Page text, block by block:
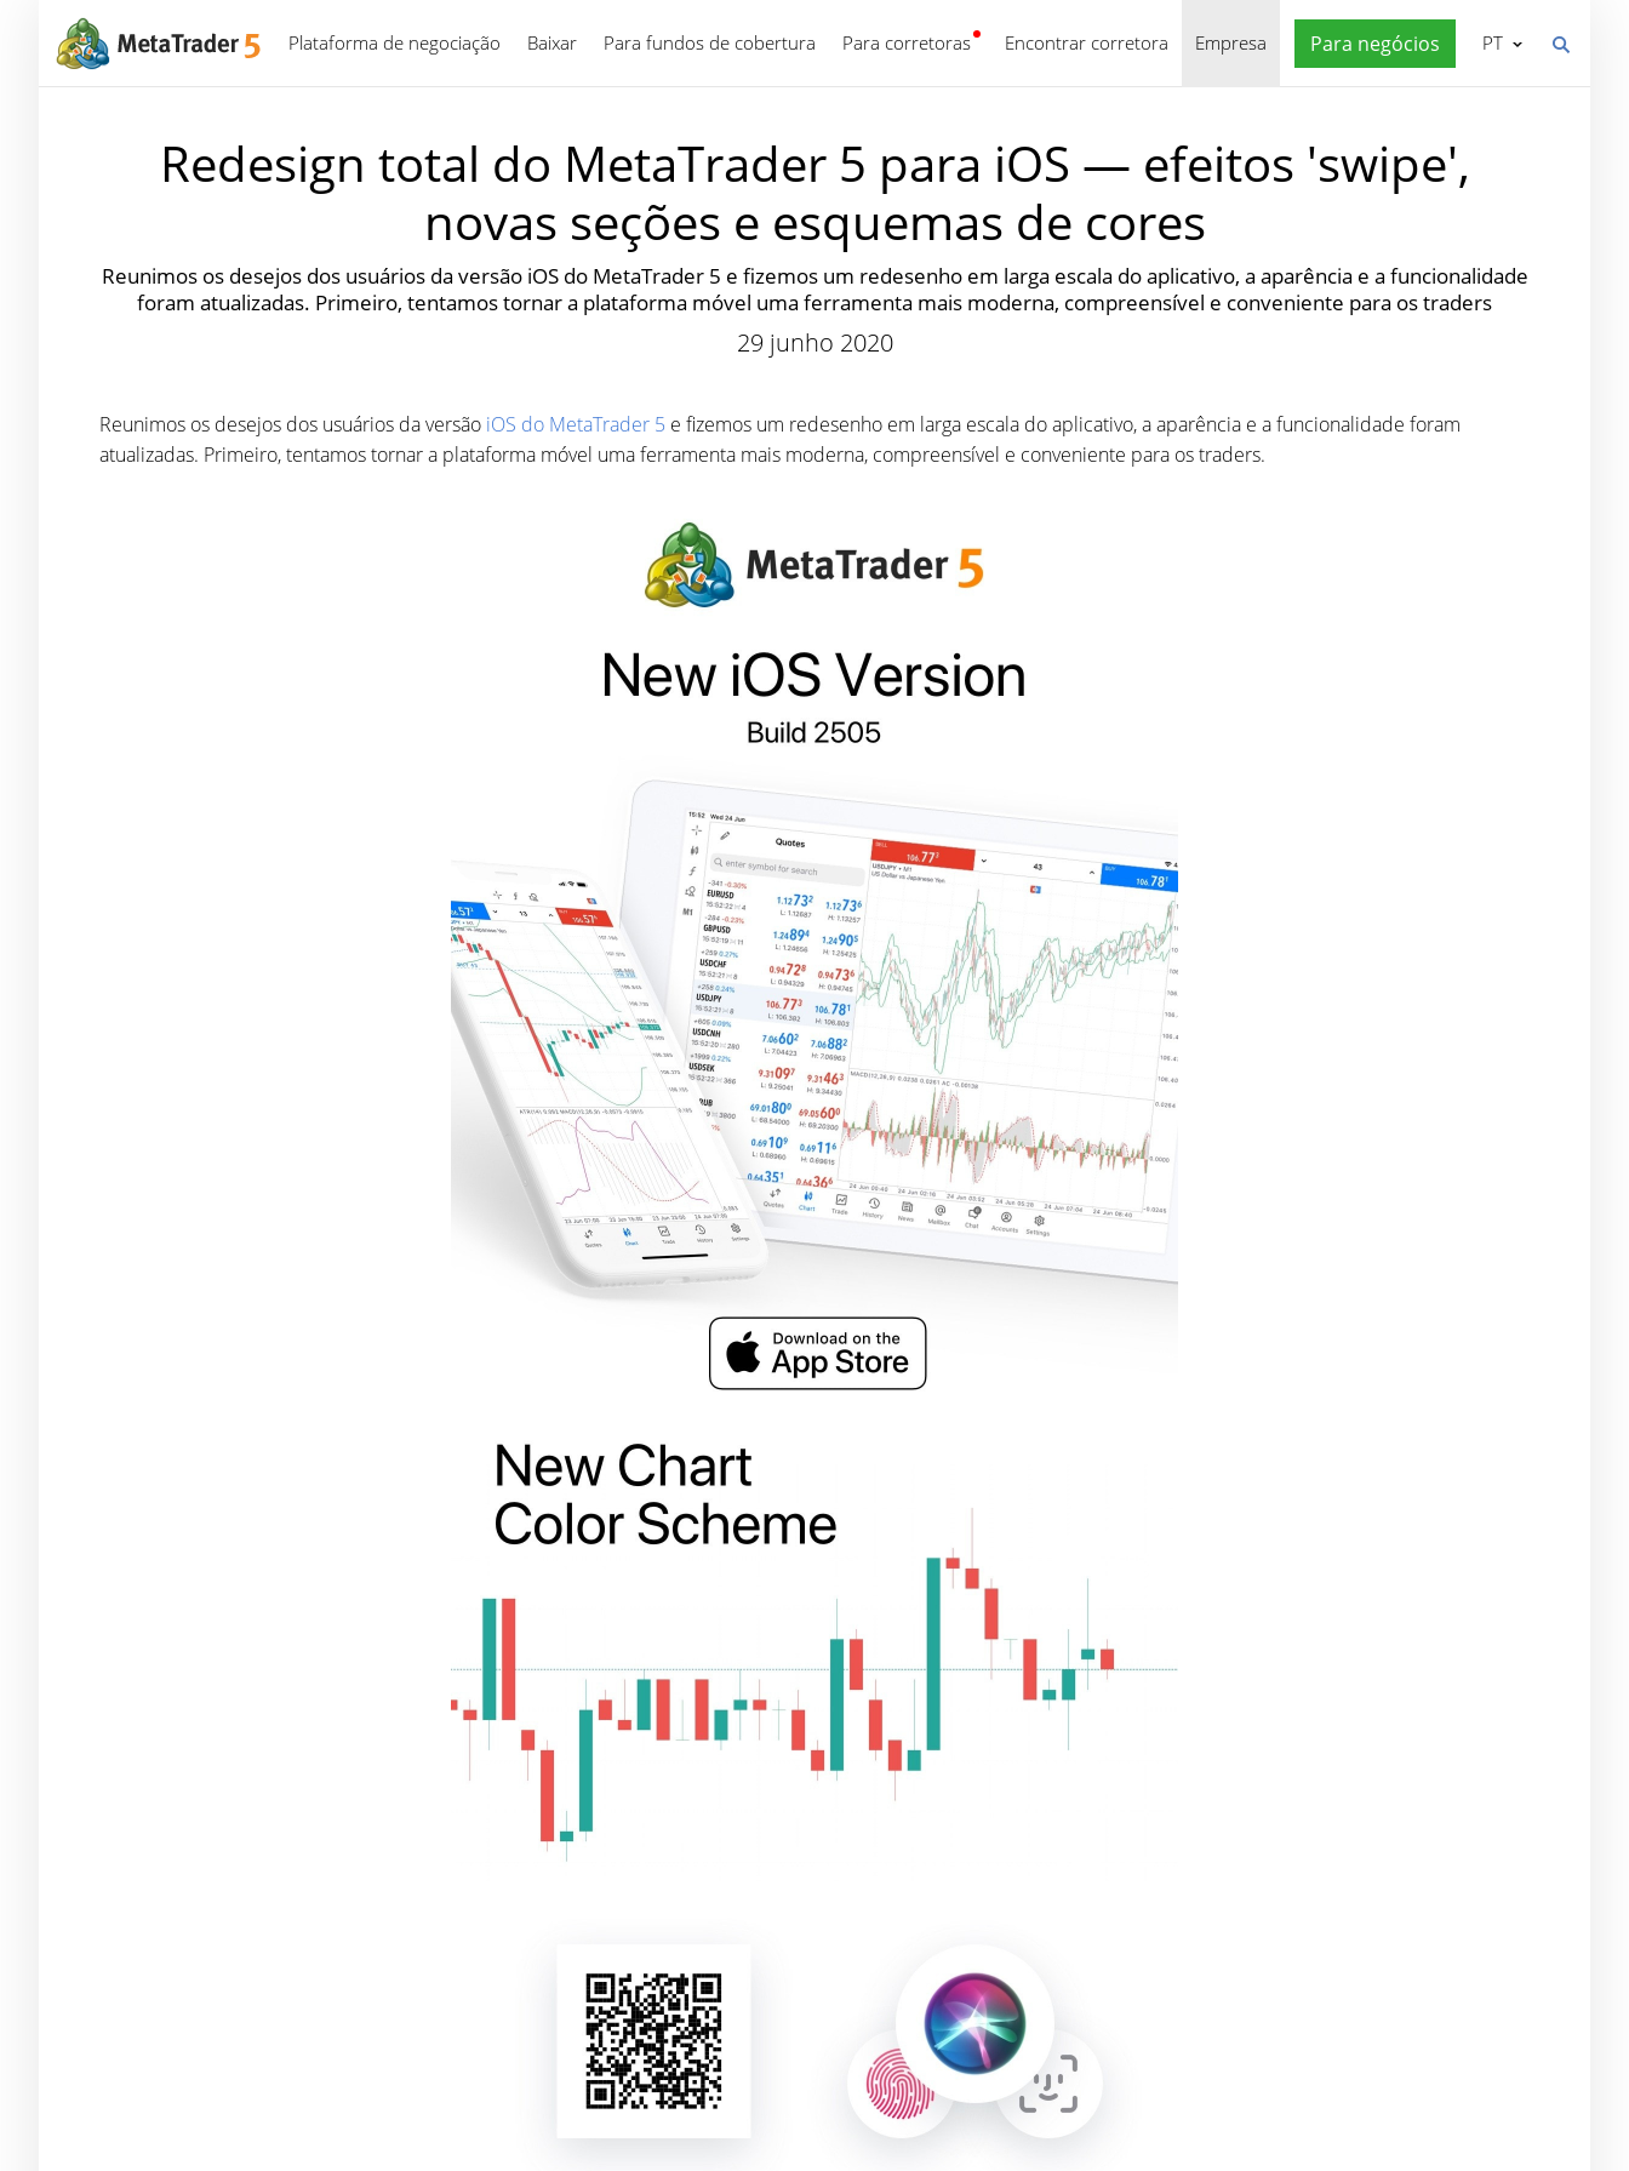
Plataforma de negociação Baixar Para fundos de cobertura Para corretoras Encontrar corretora Empresa Para negócios
Português PT
Redesign total do MetaTrader 5 para iOS — efeitos 'swipe',
novas seções e esquemas de cores
Reunimos os desejos dos usuários da versão iOS do MetaTrader 5 e fizemos um redesenho em larga escala do aplicativo, a aparência e a funcionalidade
foram atualizadas. Primeiro, tentamos tornar a plataforma móvel uma ferramenta mais moderna, compreensível e conveniente para os traders
29 junho 2020
Reunimos os desejos dos usuários da versão iOS do MetaTrader 5 e fizemos um redesenho em larga escala do aplicativo, a aparência e a funcionalidade foram
atualizadas. Primeiro, tentamos tornar a plataforma móvel uma ferramenta mais moderna, compreensível e conveniente para os traders.